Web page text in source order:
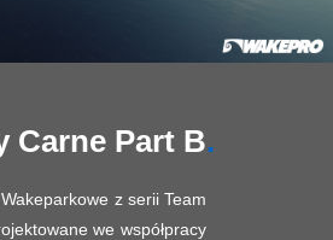
Carne Part B
z serii Team
we współpracy